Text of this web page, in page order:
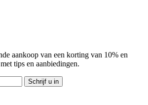
aankoop van een korting van 10% en
tips en aanbiedingen.
Schrijf u in